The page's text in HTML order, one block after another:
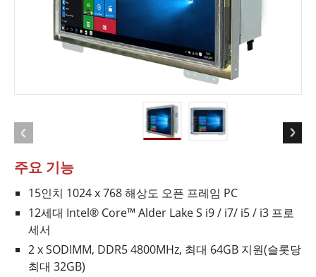
주요 기능
15인치 1024 x 768 해상도 오픈 프레임 PC
12세대 Intel® Core™ Alder Lake S i9 / i7/ i5 / i3 프로
세서
2 x SODIMM, DDR5 4800MHz, 최대 64GB 지원(슬롯당
최대 32GB)